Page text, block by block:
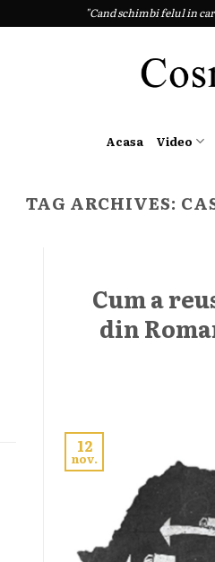
"Cand schimbi felul in
Acasa Video
TAG ARCHIVES:
Cum a
din
12
nov.